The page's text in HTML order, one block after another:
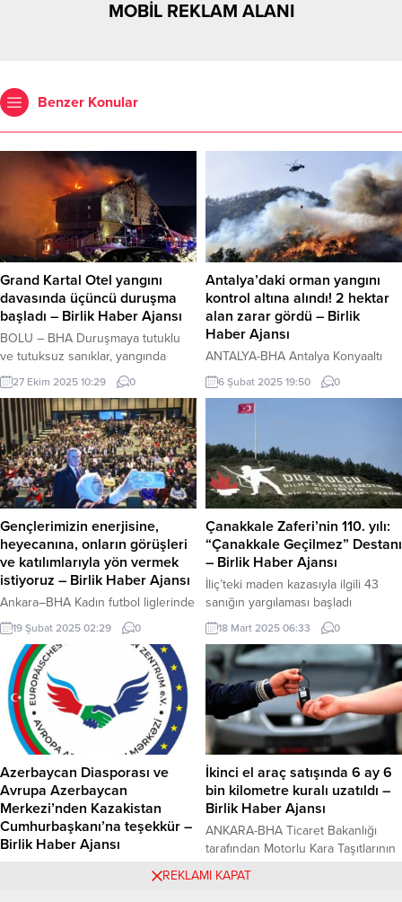
MOBİL REKLAM ALANI
Benzer Konular
Grand Kartal Otel yangını
davasında üçüncü duruşma
başladı – Birlik Haber Ajansı
BOLU – BHA Duruşmaya tutuklu
ve tutuksuz sanıklar, yangında
yaralanan bazı kişiler, hayatını
kaybedenlerin yakınları ile taraf
avukatları katıldı. Tutuklu sanıklar
salona getirildiği sırada bazı
müştekiler tepki gösterdi. Salonun
çevresinde geniş güvenlik
önlemleri alınırken, yerleşke
etrafındaki cadde ve sokaklar
trafiğe kapatıldı. Duruşma, Ses ve
Görüntü Bilişim Sistemi (SEGBİS) ile
kayıt...
27 Ekim 2025 10:29 0
Antalya’daki orman yangını
kontrol altına alındı! 2 hektar
alan zarar gördü – Birlik
Haber Ajansı
ANTALYA-BHA Antalya Konyaaltı
ilçesindeki Beydağları Sahil
Parkı’ndaki ormanlık alanda bu
sabah saatlerinde yüksek gerilim
yangın başladı. Şiddetli rüzgarın
etkisiyle hızla yayılan alevler, geniş
bir alanı sararak büyük tehlike
oluşturdu. Antalya Emniyet
Müdürlüğü Çevik Kuvvet Şube
Müdürlüğü’ne bağlı TOMA’lar,
Orman Bölge Müdürlüğü’ne ait 13
arazöz, 4 su...
6 Şubat 2025 19:50 0
Gençlerimizin enerjisine,
heyecanına, onların görüşleri
ve katılımlarıyla yön vermek
istiyoruz – Birlik Haber Ajansı
Ankara–BHA Kadın futbol liglerinde
haftanın sonuçları Gençlik ve Spor
Bakanlığı tarafından
Cumhurbaşkanlığı Millet
Kütüphanesi’nde ‘Gençlik Politika
Belgesi Paydaş Toplantısı
düzenlendi. Gençlerimizin
enerjisine, heyecanına, onların
görüşleri ve katılımlarıyla yön
vermek istiyoruz.” dedi. Gençlik
Politika Belgesi Paydaş Toplantısı,
gençlikle ilgili konularda çalışan
uzmanlar, çeşitli gençlik gruplarının
temsilcileri ile ilgili kamu kurum ve
kuruluş...
19 Şubat 2025 02:29 0
Çanakkale Zaferi’nin 110. yılı:
“Çanakkale Geçilmez” Destanı
– Birlik Haber Ajansı
İliç’teki maden kazasıyla ilgili 43
sanığın yargılaması başladı
ÇANAKKALE–BHA Birinci Dünya
Savaşı sırasında Osmanlı Devleti’ni
savaş dışı bırakmak ve İstanbul’u
ele geçirmek isteyen İngiltere ve
Fransa, güçlü donanmalarıyla
Çanakkale Boğazı’nı geçmeyi
hedefledi. Ancak Türk askeri,
imkânsız denileni başararak
destansı bir savunma
gerçekleştirdi. İtilaf Devletleri, 19
Şubat 1915’te başlattıkları saldırıları
18...
18 Mart 2025 06:33 0
Azerbaycan Diasporası ve
Avrupa Azerbaycan
Merkezi’nden Kazakistan
Cumhurbaşkanı’na teşekkür –
Birlik Haber Ajansı
Yolları’na ait “Embraer 190” tipi
İkinci el araç satışında 6 ay 6
bin kilometre kuralı uzatıldı –
Birlik Haber Ajansı
ANKARA-BHA Ticaret Bakanlığı
tarafından Motorlu Kara Taşıtlarının
yapılan değişiklik ile, ikinci el
26 Aralık 2024 18:23
REKLAMI KAPAT